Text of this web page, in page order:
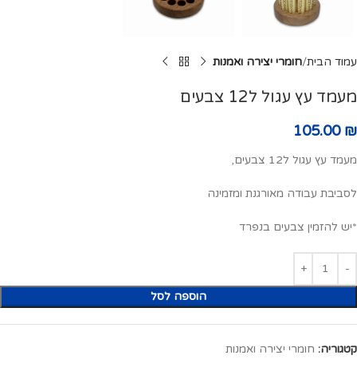
עמוד הבית חומרי יצירה ואמנות
מעמד עץ עגול ל12 צבעים
105.00 ₪
מעמד עץ עגול ל12 צבעים,
לסביבת עבודה מאורגנת ומזמינה
*יש להזמין צבעים בנפרד
הוספה לסל
קטגוריה: חומרי יצירה ואמנות